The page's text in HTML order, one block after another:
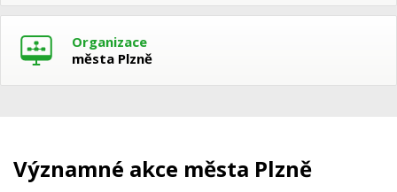
Organizace
města Plzně
Významné akce města Plzně